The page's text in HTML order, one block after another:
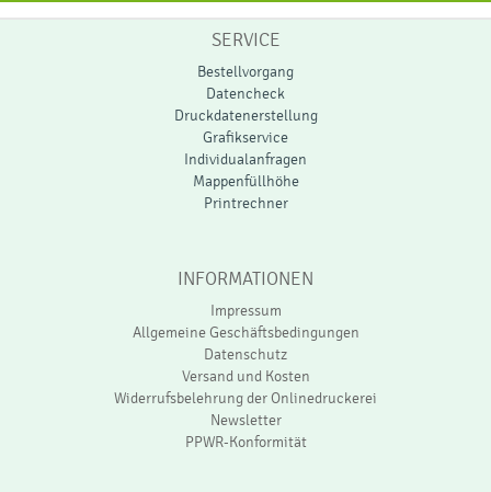
SERVICE
Bestellvorgang
Datencheck
Druckdatenerstellung
Grafikservice
Individualanfragen
Mappenfüllhöhe
Printrechner
INFORMATIONEN
Impressum
Allgemeine Geschäftsbedingungen
Datenschutz
Versand und Kosten
Widerrufsbelehrung der Onlinedruckerei
Newsletter
PPWR-Konformität